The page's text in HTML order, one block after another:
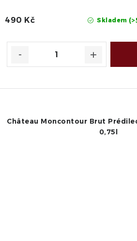
Skladem
490 Kč
Château Moncontour Brut
0,75l